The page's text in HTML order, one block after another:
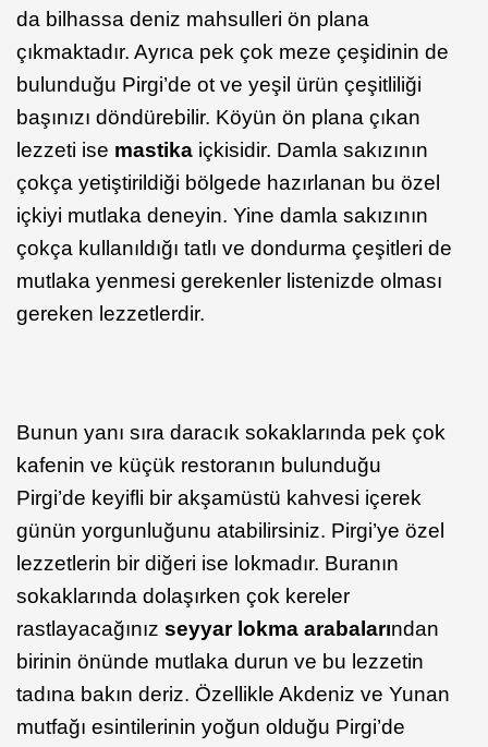
da bilhassa deniz mahsulleri ön plana
çıkmaktadır. Ayrıca pek çok meze çeşidinin de
bulunduğu Pirgi’de ot ve yeşil ürün çeşitliliği
başınızı döndürebilir. Köyün ön plana çıkan
lezzeti ise mastika içkisidir. Damla sakızının
çokça yetiştirildiği bölgede hazırlanan bu özel
içkiyi mutlaka deneyin. Yine damla sakızının
çokça kullanıldığı tatlı ve dondurma çeşitleri de
mutlaka yenmesi gerekenler listenizde olması
gereken lezzetlerdir.
Bunun yanı sıra daracık sokaklarında pek çok
kafenin ve küçük restoranın bulunduğu
Pirgi’de keyifli bir akşamüstü kahvesi içerek
günün yorgunluğunu atabilirsiniz. Pirgi’ye özel
lezzetlerin bir diğeri ise lokmadır. Buranın
sokaklarında dolaşırken çok kereler
rastlayacağınız seyyar lokma arabalarından
birinin önünde mutlaka durun ve bu lezzetin
tadına bakın deriz. Özellikle Akdeniz ve Yunan
mutfağı esintilerinin yoğun olduğu Pirgi’de